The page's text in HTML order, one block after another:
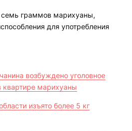
семь граммов марихуаны,
для употребления
возбуждено уголовное
марихуаны
изъято более 5 кг